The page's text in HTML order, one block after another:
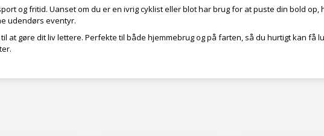
og fritid. Uanset om du er en ivrig cyklist eller blot har brug for at puste din bold op,
udendørs eventyr.
at gøre dit liv lettere. Perfekte til både hjemmebrug og på farten, så du hurtigt kan få